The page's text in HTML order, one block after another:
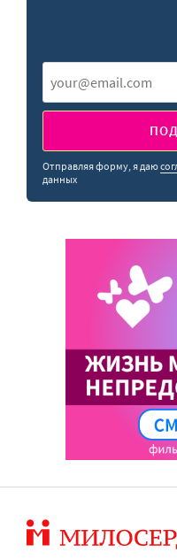
Отправляя форму, я даю
данных